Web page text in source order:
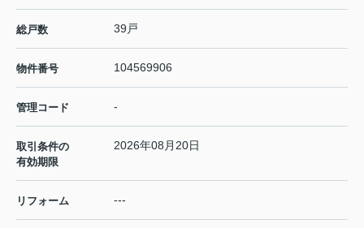
総戸数 39戸
物件番号 104569906
管理コード -
取引条件の
有効期限
2026年08月20日
リフォーム ---